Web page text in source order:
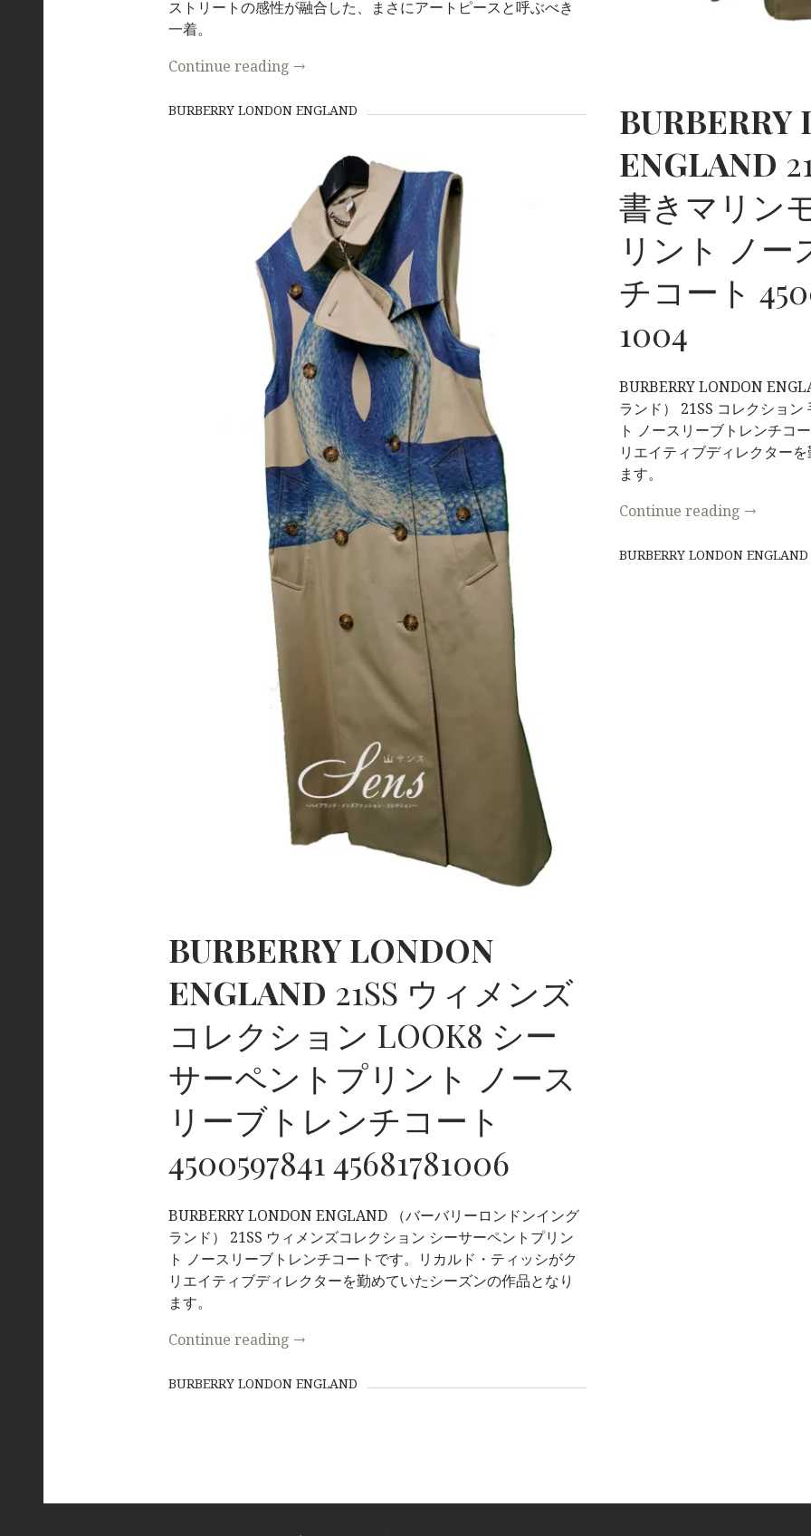
ストリートの感性が融合した、まさにアートピースと呼ぶべき
一着。
Continue reading →
BURBERRY LONDON ENGLAND BURBERRY
ENGLAND
書きマリン
リント ノー
チコート
1004
BURBERRY LONDON
ランド） 21SS コレクショ
ト ノースリーブトレンチコ
リエイティブディレクター
ます。
Continue reading →
BURBERRY LONDON ENGLAND
S
BURBERRY LONDON
ENGLAND 21SS ウィメンズ
コレクション LOOK8 シー
サーペントプリント ノース
リーブトレンチコート
4500597841 45681781006
BURBERRY LONDON ENGLAND （バーバリーロンドンイング
ランド） 21SS ウィメンズコレクション シーサーペントプリン
ト ノースリーブトレンチコートです。リカルド・ティッシがク
リエイティブディレクターを勤めていたシーズンの作品となり
ます。
Continue reading →
BURBERRY LONDON ENGLAND